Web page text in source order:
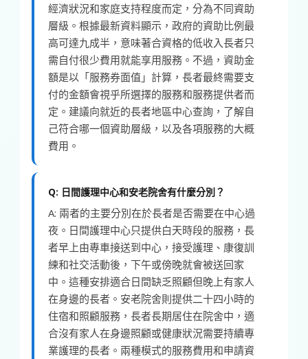
經濟狀況和家庭支持程度而定，分為不同資助
層級。根據最新資料顯示，政府的資助比例最
高可達九成半，意味著合資格的低收入長者只
需自付很少費用就能享用服務。不過，資助金
額是以「服務券面值」計算，長者最終需要支
付的金額會視乎所選擇的服務和服務提供者而
定。建議向就近的長者地區中心查詢，了解自
己符合哪一個資助層級，以及各項服務的大概
費用。
Q: 日間護理中心和安老院舍有什麼分別？
A: 兩者的主要分別在於長者是否需要在中心過
夜。日間護理中心只提供白天時段的服務，長
者早上由專車接送到中心，接受護理、康復訓
練和社交活動後，下午或傍晚就會被送回家
中。這種安排適合日間缺乏照顧但晚上有家人
在身邊的長者。安老院舍則提供二十四小時的
住宿和照顧服務，長者長期居住在院舍中，適
合沒有家人在身邊照顧或健康狀況需要持續專
業護理的長者。兩種模式的服務費用和申請資